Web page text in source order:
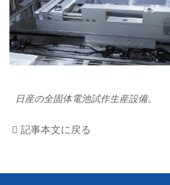
ライフスタイル
テクノロジー
このメディアについて
運営会社
ライター名簿
日産の全固体電池試作生産設備。
記事本文に戻る